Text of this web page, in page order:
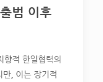
범 이후
적 한일협력의
만, 이는 장기적